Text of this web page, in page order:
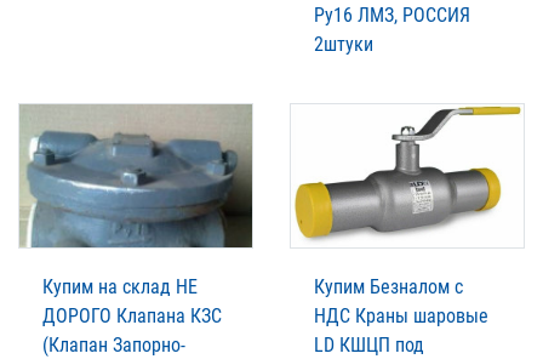
Ру16 ЛМЗ, РОССИЯ
2штуки
Купим на склад НЕ
ДОРОГО Клапана КЗС
(Клапан Запорно-
Купим Безналом с
НДС Краны шаровые
LD КШЦП под